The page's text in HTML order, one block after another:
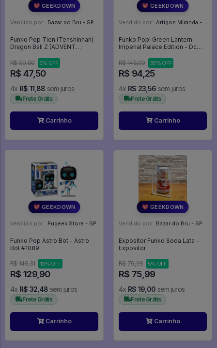
💖 GEEKDOWN
Vendido por: Bazar do Bru - SP
Funko Pop Tien (Tenshinhan) -
Dragon Ball Z (ADVENT
Dragon Ball Z
R$ 50,00 5% OFF
R$ 47,50
4x R$ 11,88 sem juros
Frete Grátis
Carrinho
💖 GEEKDOWN
Vendido por: Artigos Miranda - RJ
Funko Pop! Green Lantern –
Imperial Palace Edition - Dc
R$ 145,00
35% OFF
R$ 94,25
4x R$ 23,56 sem juros
Frete Grátis
Carrinho
💖 GEEKDOWN
Vendido por: Pugeek Store - SP
Funko Pop Astro Bot - Astro
Bot #1089
R$ 149,31 13% OFF
R$ 129,90
4x R$ 32,48 sem juros
Frete Grátis
Carrinho
💖 GEEKDOWN
Vendido por: Bazar do Bru - SP
Expositor Funko Soda Lata -
Expositor
R$ 79,99 5% OFF
R$ 75,99
4x R$ 19,00 sem juros
Frete Grátis
Carrinho